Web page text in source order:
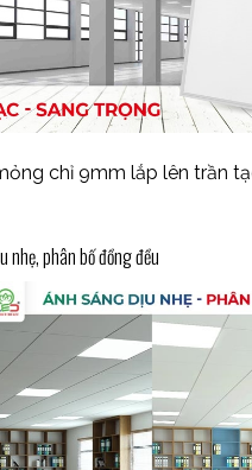
chỉ 9mm lắp lên trần
nhẹ, phân bố đồng đều